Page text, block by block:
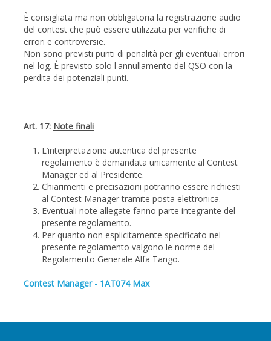
È consigliata ma non obbligatoria la registrazione audio
del contest che può essere utilizzata per verifiche di
errori e controversie.
Non sono previsti punti di penalità per gli eventuali errori
nel log. È previsto solo l'annullamento del QSO con la
perdita dei potenziali punti.
Art. 17: Note finali
L’interpretazione autentica del presente
regolamento è demandata unicamente al Contest
Manager ed al Presidente.
Chiarimenti e precisazioni potranno essere richiesti
al Contest Manager tramite posta elettronica.
Eventuali note allegate fanno parte integrante del
presente regolamento.
Per quanto non esplicitamente specificato nel
presente regolamento valgono le norme del
Regolamento Generale Alfa Tango.
Contest Manager - 1AT074 Max